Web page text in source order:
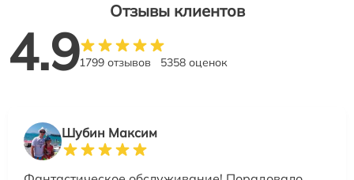
Отзывы клиентов
4.91799 отзывов 5358 оценок
Шубин Максим